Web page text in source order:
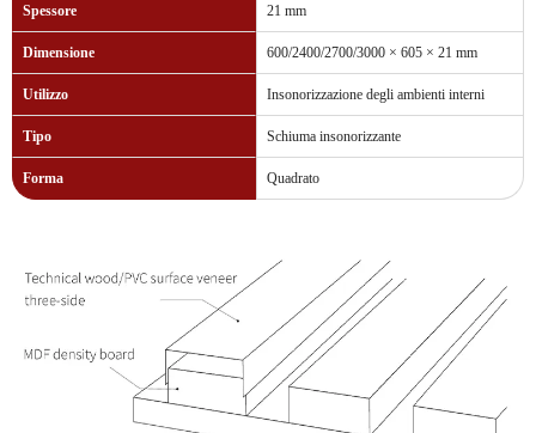
Spessore 21 mm
Dimensione 600/2400/2700/3000 × 605 × 21 mm
Utilizzo Insonorizzazione degli ambienti interni
Tipo Schiuma insonorizzante
Forma Quadrato